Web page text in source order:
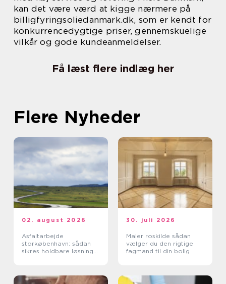
kan det være værd at kigge nærmere på
billigfyringsoliedanmark.dk, som er kendt for
konkurrencedygtige priser, gennemskuelige
vilkår og gode kundeanmeldelser.
Få læst flere indlæg her
Flere Nyheder
02. august 2026
Asfaltarbejde
storkøbenhavn: sådan
sikres holdbare løsninger
30. juli 2026
Maler roskilde sådan
vælger du den rigtige
fagmand til din bolig